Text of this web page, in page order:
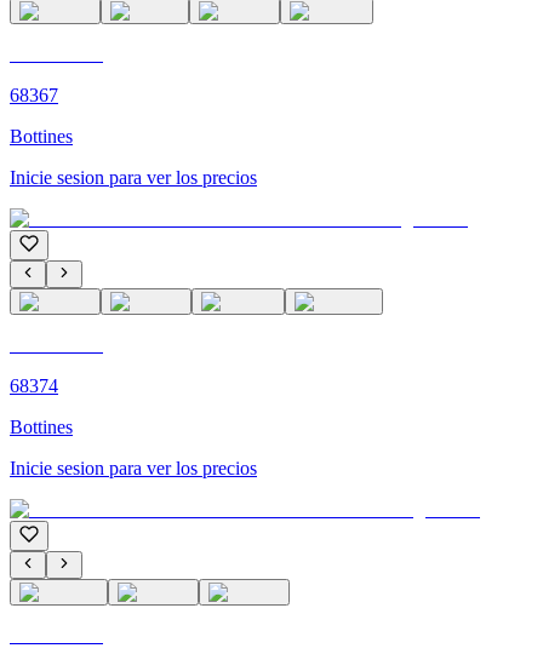
68367
Bottines
Inicie sesion para ver los precios
68374
Bottines
Inicie sesion para ver los precios